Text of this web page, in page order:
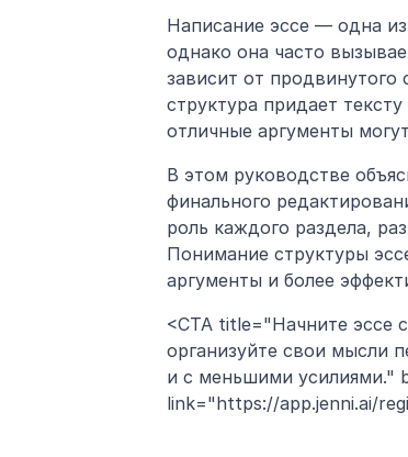
Написание эссе — одна
однако она часто
зависит от
структура придает
отличные аргументы
В этом руководстве
финального
роль каждого раздела,
Понимание структуры
аргументы и более
<CTA title="Начните эссе
организуйте свои мысли
и с меньшими усилиями."
link="https://app.jenni.ai/